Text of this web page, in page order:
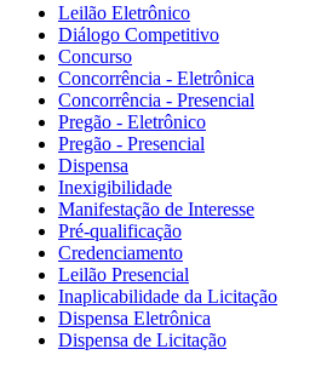
Leilão Eletrônico
Diálogo Competitivo
Concurso
Concorrência - Eletrônica
Concorrência - Presencial
Pregão - Eletrônico
Pregão - Presencial
Dispensa
Inexigibilidade
Manifestação de Interesse
Pré-qualificação
Credenciamento
Leilão Presencial
Inaplicabilidade da Licitação
Dispensa Eletrônica
Dispensa de Licitação